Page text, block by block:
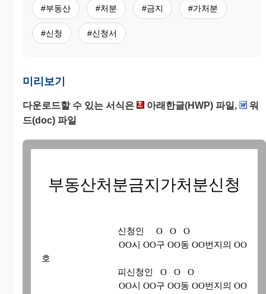
#부동산 #처분 #금지 #가처분
#신청 #신청서
미리보기
다운로드할 수 있는 서식은 아래한글(HWP) 파일,
워
드(doc) 파일
부동산처분금지가처분신청
신청인 O O O
OO시 OO구 OO동 OO번지의 OO
호
피신청인 O O O
OO시 OO구 OO동 OO번지의 OO